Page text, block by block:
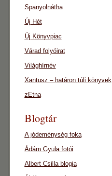
Spanyolnátha
Új Hét
Új Könyvpiac
Várad folyóirat
Világhírnév
Xantusz – határon túli könyvek
zEtna
Blogtár
A jódeménység foka
Ádám Gyula fotói
Albert Csilla blogja